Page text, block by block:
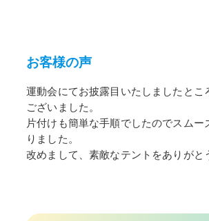
お客様の声
運動会にてお披露目いたしましたとこ
ございました。
片付けも簡単な手順でしたのでスムー
りました。
改めまして、素敵なテントをありがと